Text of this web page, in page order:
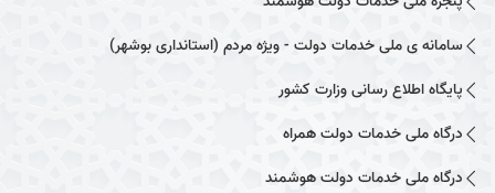
سامانه ی ملی خدمات دولت - ویژه مردم (استانداری بوشهر)
پایگاه اطلاع رسانی وزارت کشور
درگاه ملی خدمات دولت همراه
درگاه ملی خدمات دولت هوشمند